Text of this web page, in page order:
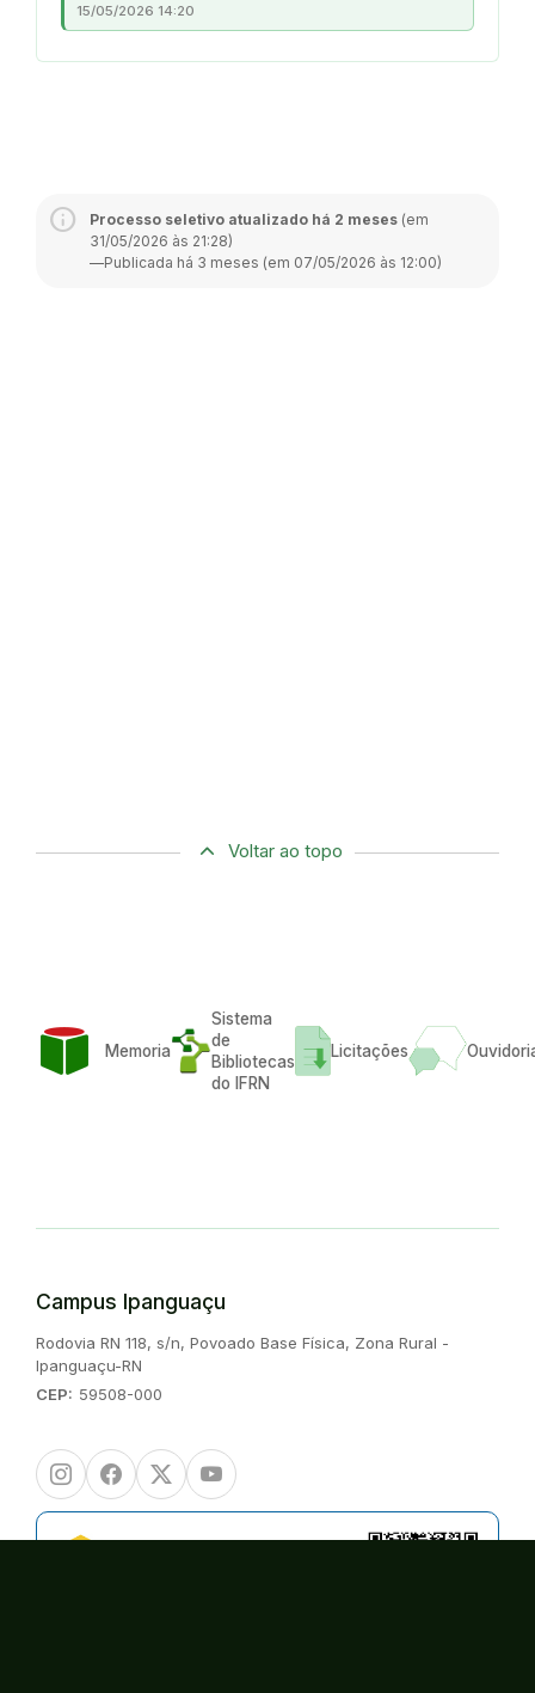
15/05/2026 14:20
Processo seletivo atualizado há 2 meses (em
31/05/2026 às 21:28)
—Publicada há 3 meses (em 07/05/2026 às 12:00)
Voltar ao topo
Memoria
Sistema
de
Bibliotecas
do IFRN
Licitações
Campus Ipanguaçu
Endereço:
Rodovia RN 118, s/n, Povoado Base Física, Zona Rural -
Ipanguaçu-RN
CEP: 59508-000
InstagramFacebookTwitter/XYoutube